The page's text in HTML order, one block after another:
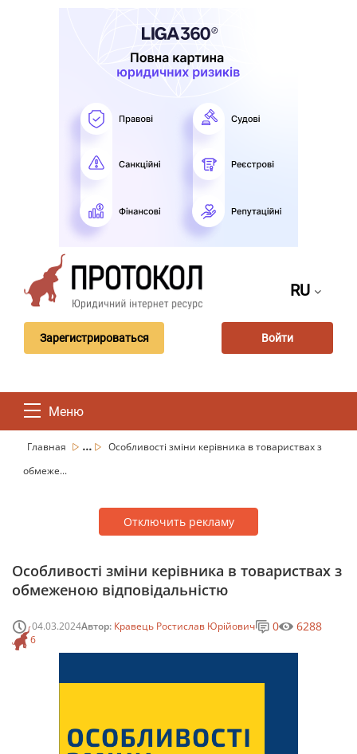
RU
Зарегистрироваться Войти
Меню
Главная ...
Особливості зміни керівника в товариствах з
обмеже...
Отключить рекламу
Особливості зміни керівника в товариствах з
обмеженою відповідальністю
04.03.2024Автор: Кравець Ростислав Юрійович
6
0 6288